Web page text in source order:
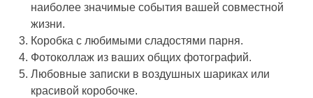
наиболее значимые события вашей совместной
жизни.
Коробка с любимыми сладостями парня.
Фотоколлаж из ваших общих фотографий.
Любовные записки в воздушных шариках или
красивой коробочке.